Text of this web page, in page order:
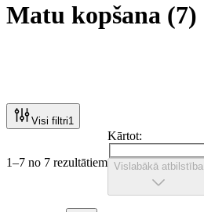
Matu kopšana (7)
Visi filtri1
1–7 no 7 rezultātiem
Kārtot:
Vislabākā atbilstība